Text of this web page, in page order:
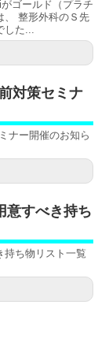
ゴールド（プラチ
、 整形外科のＳ先
た...
対策セミナ
ナー開催のお知ら
意すべき持ち
持ち物リスト一覧